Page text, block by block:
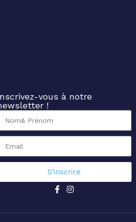
vous à notre
!
S’inscrire